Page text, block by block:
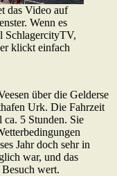
das Video auf
Wenn es
SchlagercityTV,
klickt einfach
über die Gelderse
Urk. Die Fahrzeit
ca. 5 Stunden. Sie
Jahr doch sehr in
war, und das
wert.